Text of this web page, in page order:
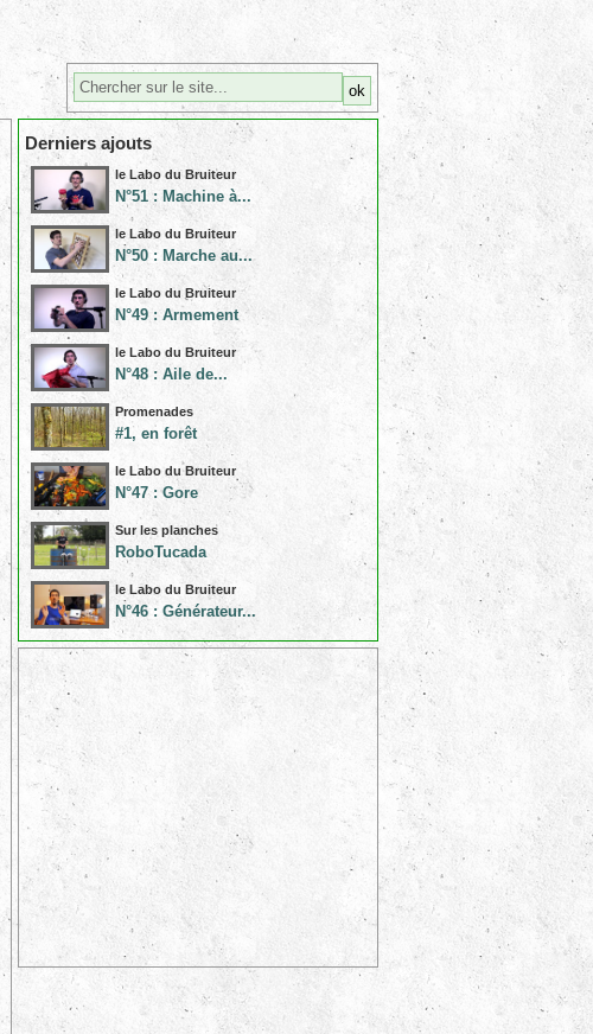
Derniers ajouts
le Labo du Bruiteur
N°51 : Machine à...
le Labo du Bruiteur
N°50 : Marche au...
le Labo du Bruiteur
N°49 : Armement
le Labo du Bruiteur
N°48 : Aile de...
Promenades
#1, en forêt
le Labo du Bruiteur
N°47 : Gore
Sur les planches
RoboTucada
le Labo du Bruiteur
N°46 : Générateur...